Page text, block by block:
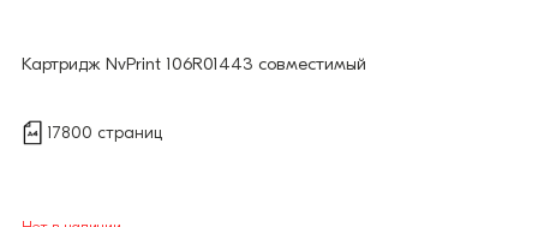
Картридж NvPrint 106R01443 совместимый
17800 страниц